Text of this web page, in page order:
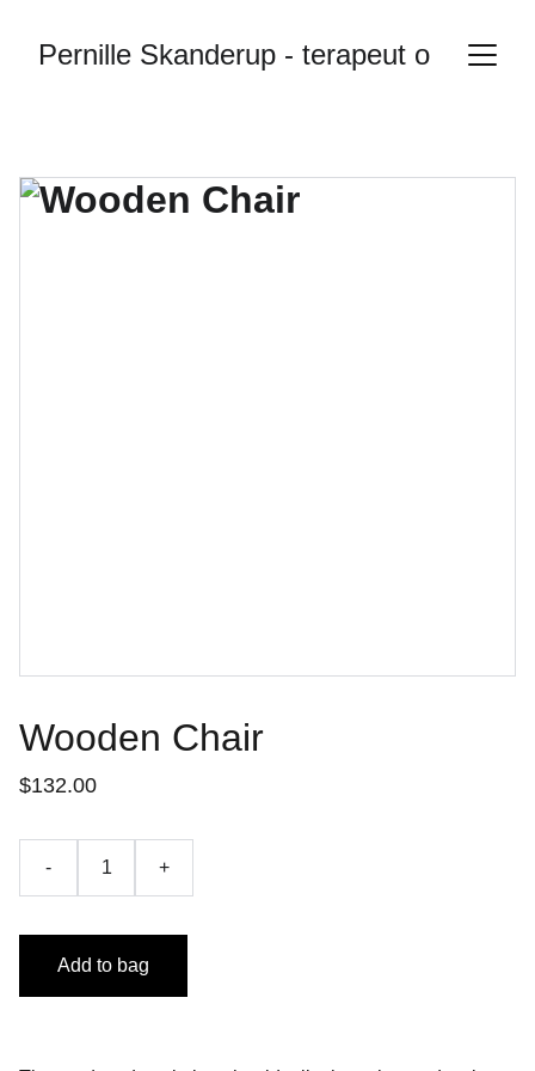
Pernille Skanderup - terapeut og
Wooden Chair
$132.00
- +
Add to bag